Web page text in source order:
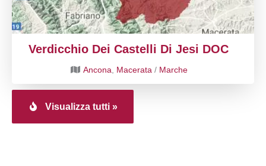
Verdicchio Dei Castelli Di Jesi DOC
Ancona Macerata / Marche
Visualizza tutti »